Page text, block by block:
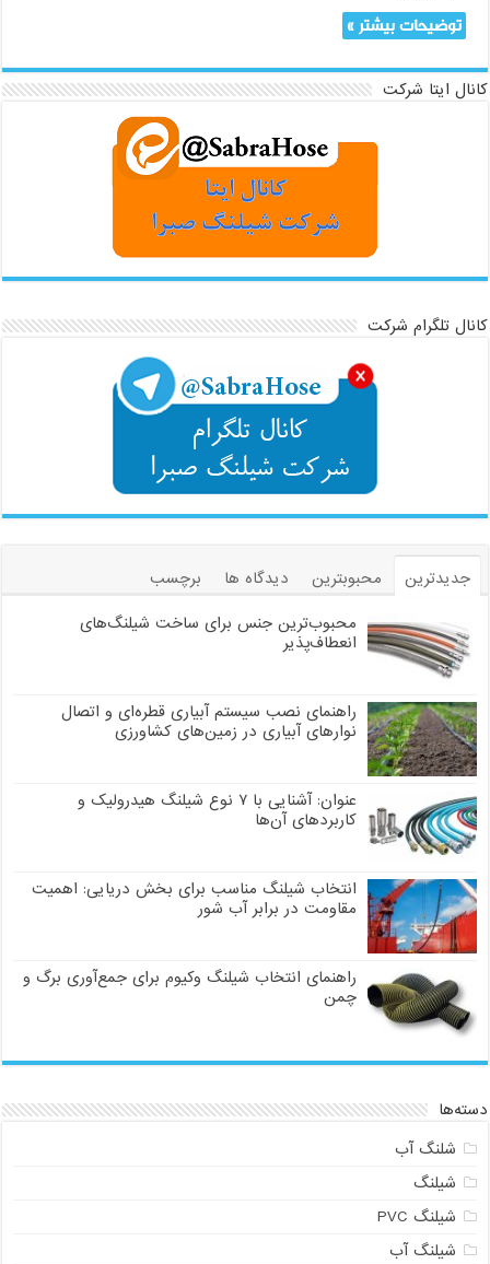
توضیحات بیشتر »
کانال ایتا شرکت
کانال تلگرام شرکت
جدیدترین محبوبترین دیدگاه ها
برچسب
محبوب‌ترین جنس برای ساخت شیلنگ‌های
انعطاف‌پذیر
راهنمای نصب سیستم آبیاری قطره‌ای و اتصال
نوارهای آبیاری در زمین‌های کشاورزی
عنوان: آشنایی با ۷ نوع شیلنگ هیدرولیک و
کاربردهای آن‌ها
انتخاب شیلنگ مناسب برای بخش دریایی: اهمیت
مقاومت در برابر آب شور
راهنمای انتخاب شیلنگ وکیوم برای جمع‌آوری برگ و
چمن
دسته‌ها
شلنگ آب
شیلنگ
شیلنگ PVC
شیلنگ آب